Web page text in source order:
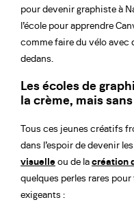
pour devenir graphiste à
l’école pour apprendre
comme faire du vélo avec
dedans.
Les écoles de
la crème, mais
Tous ces jeunes créatifs
dans l’espoir de devenir
visuelle ou de lacréation
quelques perles rares
exigeants :